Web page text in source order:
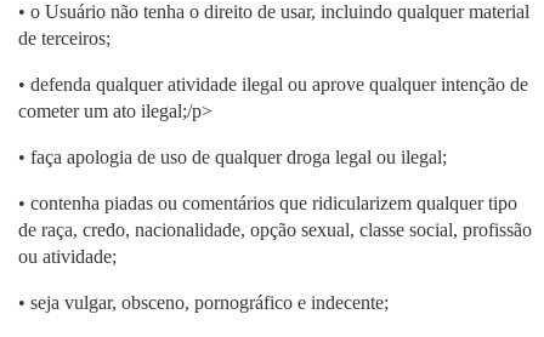
• o Usuário não tenha o direito de usar, incluindo qualquer material
de terceiros;
• defenda qualquer atividade ilegal ou aprove qualquer intenção de
cometer um ato ilegal;/p>
• faça apologia de uso de qualquer droga legal ou ilegal;
• contenha piadas ou comentários que ridicularizem qualquer tipo
de raça, credo, nacionalidade, opção sexual, classe social, profissão
ou atividade;
• seja vulgar, obsceno, pornográfico e indecente;